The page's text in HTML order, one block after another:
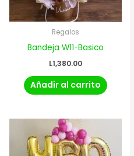
Regalos
Bandeja W11-Basico
L1,380.00
Añadir al carrito